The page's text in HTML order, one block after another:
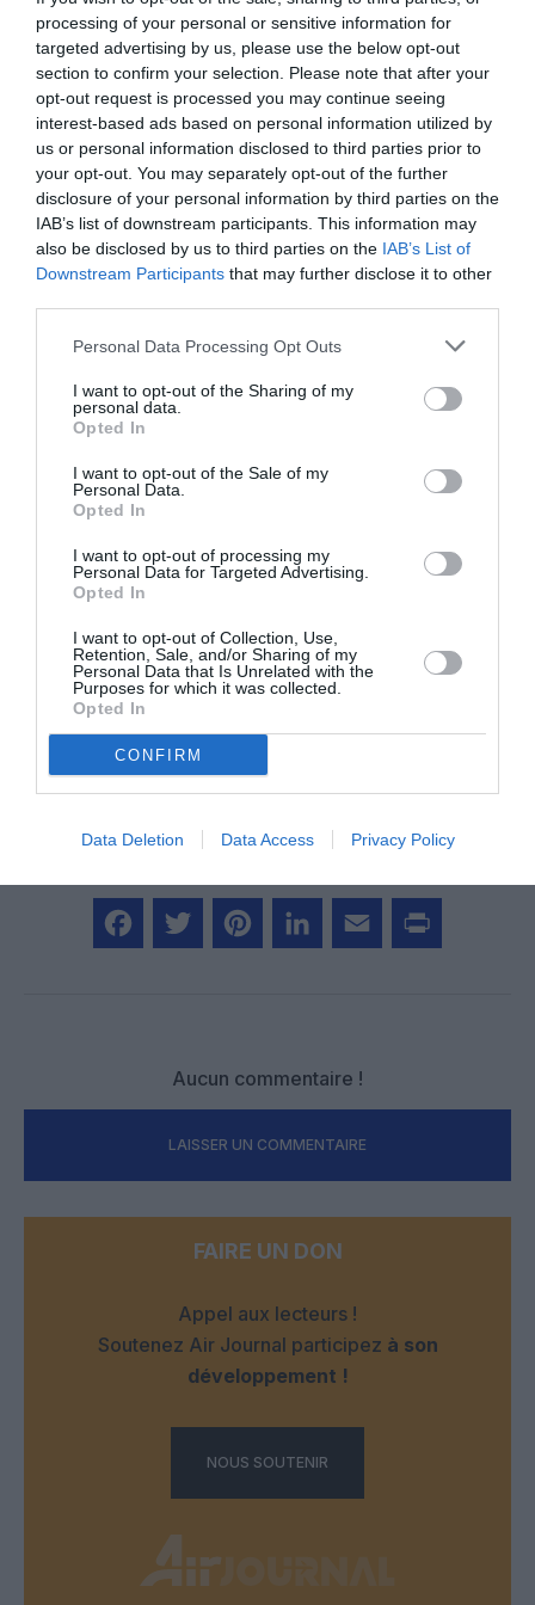
processing of your personal or sensitive information for
targeted advertising by us, please use the below opt-out
section to confirm your selection. Please note that after your
opt-out request is processed you may continue seeing
interest-based ads based on personal information utilized by
us or personal information disclosed to third parties prior to
your opt-out. You may separately opt-out of the further
disclosure of your personal information by third parties on the
IAB’s list of downstream participants. This information may
also be disclosed by us to third parties on the IAB’s List of
Downstream Participants that may further disclose it to other
Personal Data Processing Opt Outs
I want to opt-out of the Sharing of my
personal data.
Opted In
I want to opt-out of the Sale of my
Personal Data.
Opted In
I want to opt-out of processing my
Personal Data for Targeted Advertising.
Opted In
I want to opt-out of Collection, Use,
Retention, Sale, and/or Sharing of my
Personal Data that Is Unrelated with the
Purposes for which it was collected.
Opted In
CONFIRM
Data Deletion Data Access Privacy Policy
directeur exécutif de l’Agence internationale de l’énergie,
a averti que l’Europe disposed’«environ six semaines
réserves de jet fuelsi les flux du Golfe persique ne
reprennent pas, laissant entrevoir un point de tension
majeur à l’approche de l’été.
©Aéroport Toulouse-Blagnac
Soutenez-nous, faites un don !
Aucun commentaire !
LAISSER UN COMMENTAIRE
FAIRE UN DON
Appel aux lecteurs !
Soutenez Air Journal participez à son
développement !
NOUS SOUTENIR